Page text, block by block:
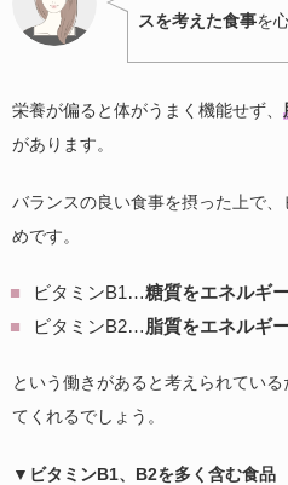
スを考えた食事を
栄養が偏ると体がうまく機能せず、
があります。
バランスの良い食事を摂った上で
めです。
ビタミンB1…糖質をエネルギ
ビタミンB2…脂質をエネルギ
という働きがあると考えられている
てくれるでしょう。
▼ビタミンB1、B2を多く含む食品